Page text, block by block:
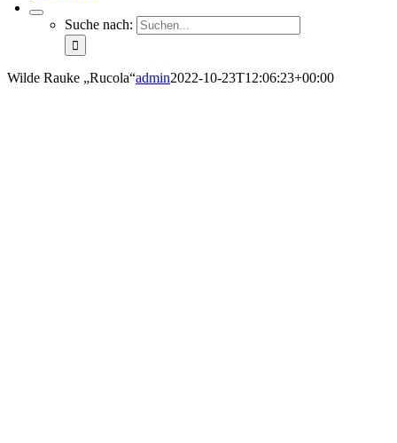
Suche nach:
Wilde Rauke „Rucola“admin2022-10-23T12:06:23+00:00